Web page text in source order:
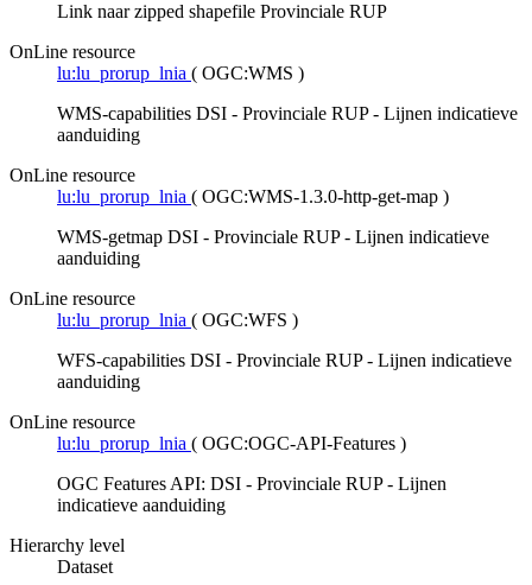
Link naar zipped shapefile Provinciale RUP
OnLine resource
lu:lu_prorup_lnia ( OGC:WMS )
WMS-capabilities DSI - Provinciale RUP - Lijnen indicatieve
aanduiding
OnLine resource
lu:lu_prorup_lnia ( OGC:WMS-1.3.0-http-get-map )
WMS-getmap DSI - Provinciale RUP - Lijnen indicatieve
aanduiding
OnLine resource
lu:lu_prorup_lnia ( OGC:WFS )
WFS-capabilities DSI - Provinciale RUP - Lijnen indicatieve
aanduiding
OnLine resource
lu:lu_prorup_lnia ( OGC:OGC-API-Features )
OGC Features API: DSI - Provinciale RUP - Lijnen
indicatieve aanduiding
Hierarchy level
Dataset